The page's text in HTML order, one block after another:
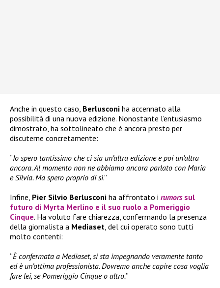
Anche in questo caso, Berlusconi ha accennato alla
possibilità di una nuova edizione. Nonostante l’entusiasmo
dimostrato, ha sottolineato che è ancora presto per
discuterne concretamente:
“Io spero tantissimo che ci sia un’altra edizione e poi un’altra
ancora. Al momento non ne abbiamo ancora parlato con Maria
e Silvia. Ma spero proprio di sì.”
Infine, Pier Silvio Berlusconi ha affrontato i rumorssul
futuro di Myrta Merlino e il suo ruolo a Pomeriggio
Cinque. Ha voluto fare chiarezza, confermando la presenza
della giornalista a Mediaset, del cui operato sono tutti
molto contenti:
“È confermata a Mediaset, si sta impegnando veramente tanto
ed è un’ottima professionista. Dovremo anche capire cosa voglia
fare lei, se Pomeriggio Cinque o altro.”